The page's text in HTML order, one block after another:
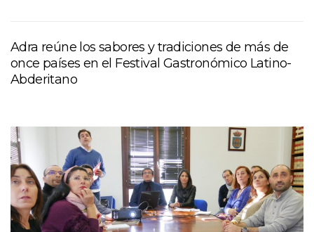
Adra reúne los sabores y tradiciones de más de
once países en el Festival Gastronómico Latino-
Abderitano